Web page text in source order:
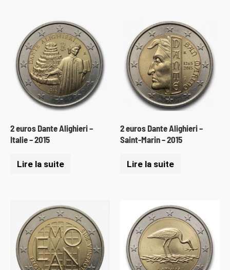
2 euros Dante Alighieri –
Italie – 2015
Lire la suite
2 euros Dante Alighieri –
Saint-Marin – 2015
Lire la suite